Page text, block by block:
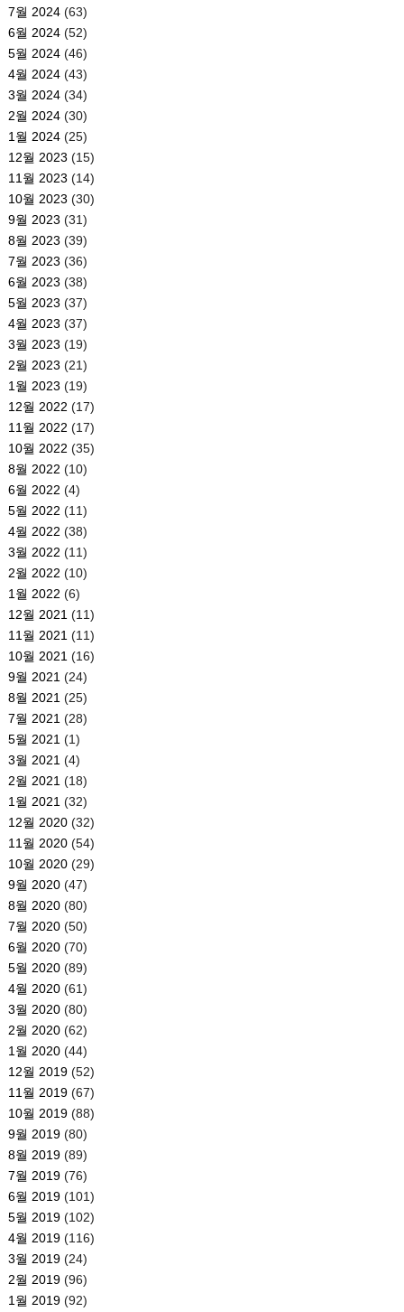
7월 2024(63)
6월 2024(52)
5월 2024(46)
4월 2024(43)
3월 2024(34)
2월 2024(30)
1월 2024(25)
12월 2023 (15)
11월 2023 (14)
10월 2023 (30)
9월 2023 (31)
8월 2023 (39)
7월 2023 (36)
6월 2023 (38)
5월 2023 (37)
4월 2023 (37)
3월 2023 (19)
2월 2023 (21)
1월 2023 (19)
12월 2022 (17)
11월 2022 (17)
10월 2022 (35)
8월 2022 (10)
6월 2022 (4)
5월 2022 (11)
4월 2022 (38)
3월 2022 (11)
2월 2022 (10)
1월 2022 (6)
12월 2021(11)
11월 2021(11)
10월 2021(16)
9월 2021(24)
8월 2021(25)
7월 2021(28)
5월 2021(1)
3월 2021(4)
2월 2021(18)
1월 2021(32)
12월 2020(32)
11월 2020(54)
10월 2020(29)
9월 2020(47)
8월 2020(80)
7월 2020(50)
6월 2020(70)
5월 2020(89)
4월 2020(61)
3월 2020(80)
2월 2020(62)
1월 2020(44)
12월 2019(52)
11월 2019(67)
10월 2019(88)
9월 2019(80)
8월 2019(89)
7월 2019(76)
6월 2019(101)
5월 2019(102)
4월 2019(116)
3월 2019(24)
2월 2019(96)
1월 2019(92)